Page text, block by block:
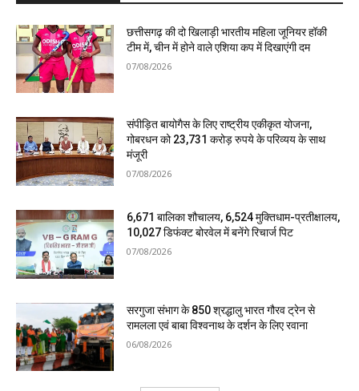
छत्तीसगढ़ की दो खिलाड़ी भारतीय महिला जूनियर हॉकी
टीम में, चीन में होने वाले एशिया कप में दिखाएंगी दम
07/08/2026
संपीड़ित बायोगैस के लिए राष्ट्रीय एकीकृत योजना,
गोबरधन को 23,731 करोड़ रुपये के परिव्यय के साथ
मंजूरी
07/08/2026
6,671 बालिका शौचालय, 6,524 मुक्तिधाम-प्रतीक्षालय,
10,027 डिफंक्ट बोरवेल में बनेंगे रिचार्ज पिट
07/08/2026
सरगुजा संभाग के 850 श्रद्धालु भारत गौरव ट्रेन से
रामलला एवं बाबा विश्वनाथ के दर्शन के लिए रवाना
06/08/2026